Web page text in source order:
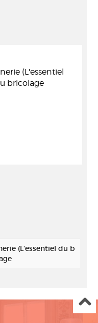
(L'essentiel
bricolage
(L'essentiel du b